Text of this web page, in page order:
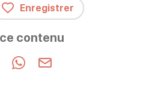
Enregistrer
contenu
Facebook (nouvelle fenêtre)
sur X / Twitter (nouvelle
Partager sur WhatsApp
Partager par mail